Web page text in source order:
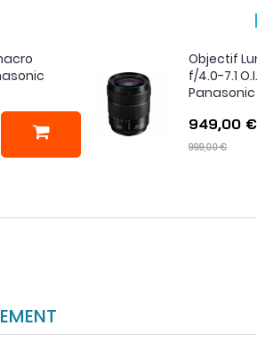
Objectif
f/4.0-7.1
Panasonic
949,00 €
999,00 €